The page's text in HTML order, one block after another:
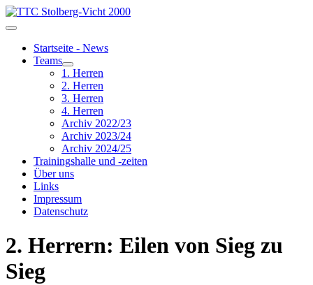
Startseite - News
Teams
1. Herren
2. Herren
3. Herren
4. Herren
Archiv 2022/23
Archiv 2023/24
Archiv 2024/25
Trainingshalle und -zeiten
Über uns
Links
Impressum
Datenschutz
2. Herrern: Eilen von Sieg zu
Sieg